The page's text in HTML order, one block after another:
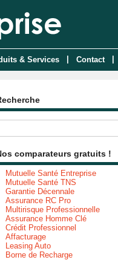
& Services Contact
comparateurs gratuits !
Mutuelle Santé Entreprise
Mutuelle Santé TNS
Garantie Décennale
Assurance RC Pro
Multirisque Professionnelle
Assurance Homme Clé
Crédit Professionnel
Affacturage
Leasing Auto
Borne de Recharge